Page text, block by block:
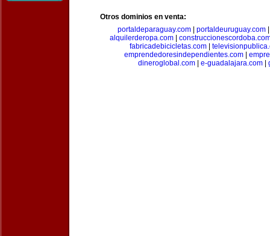
Otros dominios en venta:
portaldeparaguay.com| portaldeuruguay.com
alquilerderopa.com|
fabricadebicicletas.com
emprendedoresindependientes.com|
dineroglobal.com
e-guadalajara.com